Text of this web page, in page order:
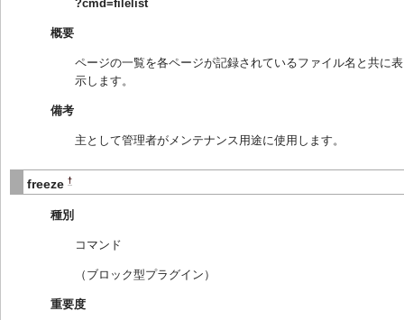
?cmd=filelist
概要
ページの一覧を各ページが記録されているファイル名と共に表
示します。
備考
主として管理者がメンテナンス用途に使用します。
freeze †
種別
コマンド
（ブロック型プラグイン）
重要度